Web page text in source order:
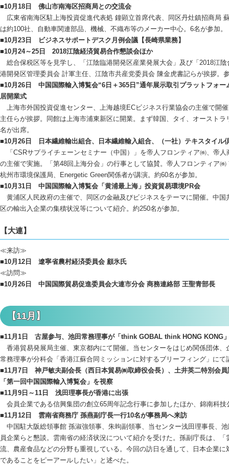
■10月18日 佛山市南海区招商局との交流会
広東省南海区駐上海投資促進代表処 鐘顕立首席代表、同区丹灶鎮招商局
は約100社、自動車関連部品、機械、不織布等のメーカー中心。6名が参加。
■10月23日 ビジネスサポートデスク月例会議【長崎県業務】
■10月24～25日 2018江陰経済貿易合作懇談会ほか
総合保税区等を見学し、「江陰臨港開発区産業発展大会」及び「2018江
港開発区管理委員会 計軍主任、江陰市共産党委員会 陳金虎書記らが挨拶。
■10月26日 中国国際輸入博覧会“6日＋365日”通年展示取引プラットフォー
居開業式
上海市外国投資促進センター、上海越境ECビジネス行業協会の主催で開
主任らが挨拶。同館は上海市浦東新区に開業。まず韓国、タイ、オースト
名が出席。
■10月26日 日本繊維輸出組合、日本繊維輸入組合、（一社）テキスタイル
「CSRサプライチェーンセミナー（中国）」を帝人フロンティア㈱、帝
の主催で実施。「第48回上海分会」の行事として協賛。帝人フロンティア
杭州市環境保護局、Energetic Green関係者が講演。約60名が参加。
■10月31日 中国国際輸入博覧会「黄浦最上海」投資貿易環境PR会
黄浦区人民政府の主催で、同区の金融及びビジネスをテーマに開催。中
区の輸出入企業の集積状況等について紹介。約250名が参加。
【大連】
≪来訪≫
■10月12日 遼寧省農村経済委員会 顧氷氏
≪訪問≫
■10月26日 中国国際貿易促進委員会大連市分会 商務連絡部 王聖青部長
【11月】
■11月1日 古屋参与、池田常務理事が「think GOBAL think HONG KONG
香港貿易発展局主催、東京都内にて開催。当センターをはじめ関係団体、
常務理事が分科会「香港江蘇合同ミッションに対するブリーフィング」にて
■11月7日 神戸敏夫副会長（西日本貿易㈱取締役会長）、土井英二特別会
「第一回中国国際輸入博覧会」を視察
■11月9日～11日 浅田理事長が香港に出張
会員企業である信興集団の創立65周年記念行事に参加したほか、錦南科
■11月12日 雲南省商務庁 孫燕副庁長一行10名が事務局へ来訪
中国駐大阪総領事館 孫淑強領事、朱昫副領事、当センター浅田理事長、
員企業らと懇談。雲南省の経済状況について紹介を受けた。孫副庁長は、
流、農産食品などの分野も重視している。今回の訪日を通して、日本企業
であることをピーアールしたい」と述べた。